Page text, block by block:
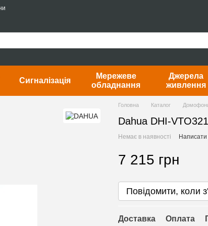
Сигналізація
Мережеве
обладнання
Джерела
живлення
Головна Каталог
Dahua DHI-
Немає в наявності Написати
7 215 грн
Повідомити, коли
Доставка Оплата